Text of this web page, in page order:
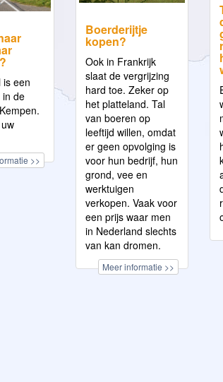
is een
in de
>>
Boerderijtje
kopen?
Ook in Frankrijk
slaat de vergrijzing
hard toe. Zeker op
het platteland. Tal
van boeren op
leeftijd willen, omdat
er geen opvolging is
voor hun bedrijf, hun
grond, vee en
werktuigen
verkopen. Vaak voor
een prijs waar men
in Nederland slechts
van kan dromen.
Meer informatie >>